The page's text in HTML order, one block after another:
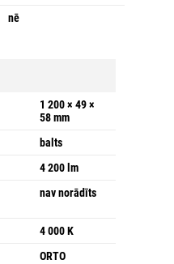
nē
1 200 × 49 ×
58 mm
balts
4 200 lm
nav norādīts
4 000 K
ORTO